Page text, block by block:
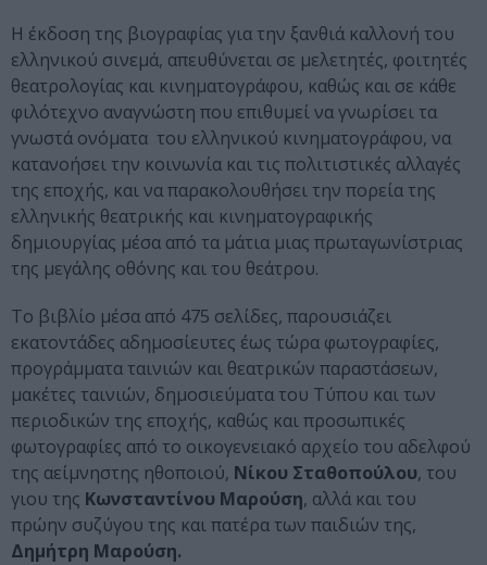
Η έκδοση της βιογραφίας για την ξανθιά καλλονή του
ελληνικού σινεμά, απευθύνεται σε μελετητές, φοιτητές
θεατρολογίας και κινηματογράφου, καθώς και σε κάθε
φιλότεχνο αναγνώστη που επιθυμεί να γνωρίσει τα
γνωστά ονόματα του ελληνικού κινηματογράφου, να
κατανοήσει την κοινωνία και τις πολιτιστικές αλλαγές
της εποχής, και να παρακολουθήσει την πορεία της
ελληνικής θεατρικής και κινηματογραφικής
δημιουργίας μέσα από τα μάτια μιας πρωταγωνίστριας
της μεγάλης οθόνης και του θεάτρου.
Το βιβλίο μέσα από 475 σελίδες, παρουσιάζει
εκατοντάδες αδημοσίευτες έως τώρα φωτογραφίες,
προγράμματα ταινιών και θεατρικών παραστάσεων,
μακέτες ταινιών, δημοσιεύματα του Τύπου και των
περιοδικών της εποχής, καθώς και προσωπικές
φωτογραφίες από το οικογενειακό αρχείο του αδελφού
της αείμνηστης ηθοποιού, Νίκου Σταθοπούλου, του
γιου της Κωνσταντίνου Μαρούση, αλλά και του
πρώην συζύγου της και πατέρα των παιδιών της,
Δημήτρη Μαρούση.